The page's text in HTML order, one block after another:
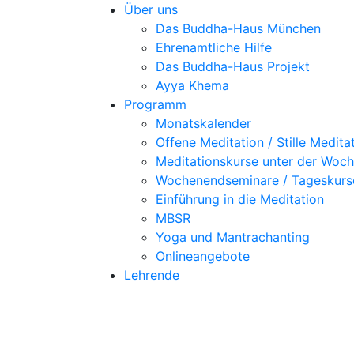
Über uns
Das Buddha-Haus München
Ehrenamtliche Hilfe
Das Buddha-Haus Projekt
Ayya Khema
Programm
Monatskalender
Offene Meditation / Stille
Meditationskurse unter der
Wochenendseminare /
Einführung in die Meditation
MBSR
Yoga und Mantrachanting
Onlineangebote
Lehrende